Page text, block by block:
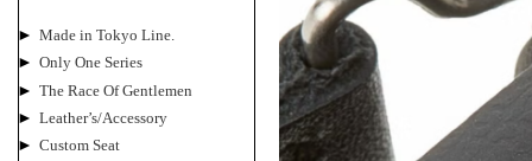
► Made in Tokyo Line.
► Only One Series
► The Race Of Gentlemen
► Leather’s/Accessory
► Custom Seat